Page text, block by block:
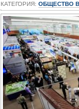
КАТЕГОРИЯ: ОБЩЕСТВО